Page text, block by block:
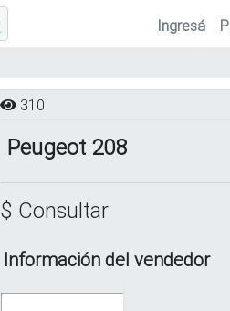
Ingresá
310
Peugeot 208
$ Consultar
Información del vendedor